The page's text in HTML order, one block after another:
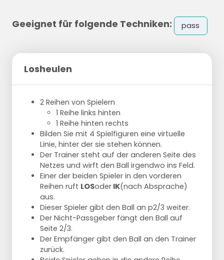
Geeignet für folgende Techniken: pass
Losheulen
2 Reihen von Spielern
1 Reihe links hinten
1 Reihe hinten rechts
Bilden Sie mit 4 Spielfiguren eine virtuelle
Linie, hinter der sie stehen können.
Der Trainer steht auf der anderen Seite des
Netzes und wirft den Ball irgendwo ins Feld.
Einer der beiden Spieler in den vorderen
Reihen ruft LOSoder IK(nach Absprache)
aus.
Dieser Spieler gibt den Ball an p2/3 weiter.
Der Nicht-Passgeber fängt den Ball auf
Seite 2/3.
Der Empfänger gibt den Ball an den Trainer
zurück.